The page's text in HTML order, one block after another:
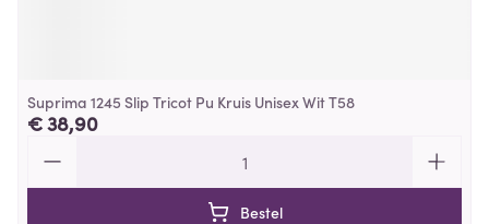
Suprima 1245 Slip Tricot Pu Kruis Unisex Wit T58
€ 38,90
Bestel